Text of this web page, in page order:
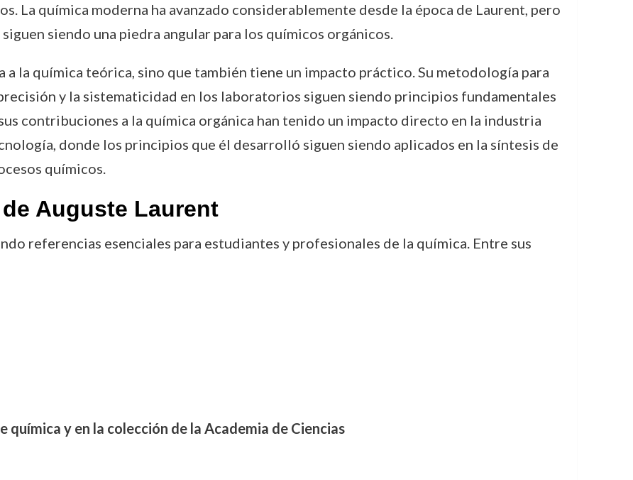
La química moderna ha avanzado considerablemente desde la época de Laurent, pero
siendo una piedra angular para los químicos orgánicos.
a la química teórica, sino que también tiene un impacto práctico. Su metodología para
y la sistematicidad en los laboratorios siguen siendo principios fundamentales
contribuciones a la química orgánica han tenido un impacto directo en la industria
donde los principios que él desarrolló siguen siendo aplicados en la síntesis de
químicos.
Auguste Laurent
referencias esenciales para estudiantes y profesionales de la química. Entre sus
química y en la colección de la Academia de Ciencias